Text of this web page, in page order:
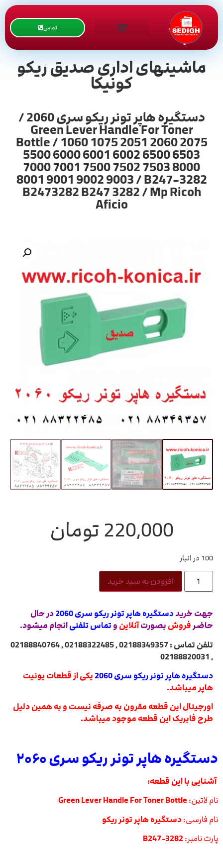
تماس
ماشینهای اداری صدیق ریکو
کونیکا
دستگیره هاپر تونر ریکو سری 2060 /
Green Lever Handle For Toner
Bottle / 1060 1075 2051 2060 2075
5500 6000 6001 6002 6500 6503
7000 7001 7500 7502 7503 8000
8001 9001 9002 9003 / B247-3282
B2473282 B247 3282 / Mp Ricoh
Aficio
220,000 تومان
100 در انبار
افزودن به سبد خرید
جهت خریددستگیره هاپر تونر ریکو سری 2060
در حال
حاضرفروش بصورتآنلاین و تماس تلفنیانجام میشود.
تلفن تماس : 02188349357 , 02188322485 , 02188840764
, 02188820031
دستگیره هاپر تونر ریکو سری 2060
یکی از قطعات یونیت
هاپر میباشد.
اورجینال این قطعه مقرون به صرفه نیست و به همین دلیل
طرح فابریک این قطعه موجود میباشد.
دستگیره هاپر تونر ریکو سری ۲۰۶۰
آشنایی با این قطعه:
نام لاتین:Green Lever Handle For Toner Bottle
نام فارسی:دستگیره هاپر تونر ریکو
پارت نامبر: B247-3282